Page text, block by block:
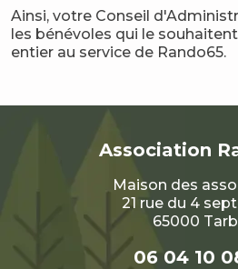
Ainsi, votre Conseil
les bénévoles qui le
entier au service de Rando65.
Association
Maison des
21 rue du 4
65000
06 04 10